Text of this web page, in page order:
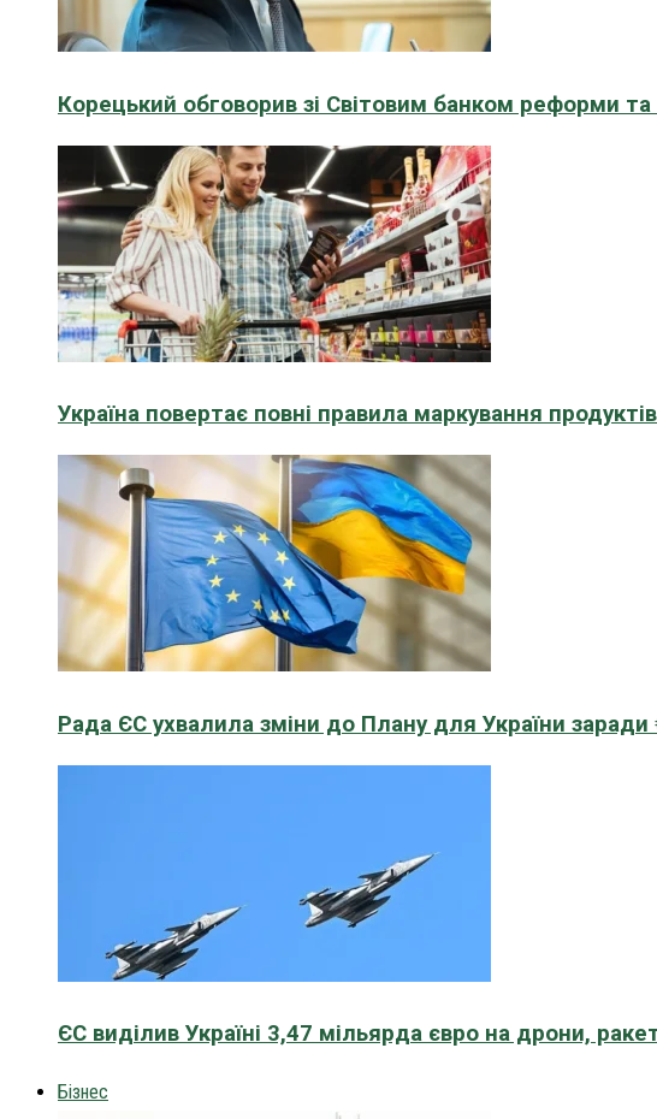
Корецький обговорив зі Світовим банком реформи та
Україна повертає повні правила маркування
Рада ЄС ухвалила зміни до Плану для України
ЄС виділив Україні 3,47 мільярда євро на дрони,
Бізнес